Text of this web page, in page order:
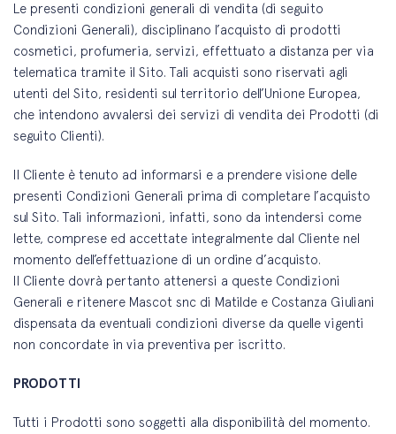
Le presenti condizioni generali di vendita (di seguito
Condizioni Generali), disciplinano l’acquisto di prodotti
cosmetici, profumeria, servizi, effettuato a distanza per via
telematica tramite il Sito. Tali acquisti sono riservati agli
utenti del Sito, residenti sul territorio dell’Unione Europea,
che intendono avvalersi dei servizi di vendita dei Prodotti (di
seguito Clienti).
Il Cliente è tenuto ad informarsi e a prendere visione delle
presenti Condizioni Generali prima di completare l’acquisto
sul Sito. Tali informazioni, infatti, sono da intendersi come
lette, comprese ed accettate integralmente dal Cliente nel
momento dell’effettuazione di un ordine d’acquisto.
Il Cliente dovrà pertanto attenersi a queste Condizioni
Generali e ritenere Mascot snc di Matilde e Costanza Giuliani
dispensata da eventuali condizioni diverse da quelle vigenti
non concordate in via preventiva per iscritto.
PRODOTTI
Tutti i Prodotti sono soggetti alla disponibilità del momento.